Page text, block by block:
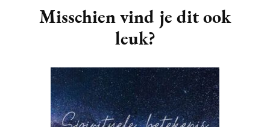
Navigation
Misschien vind je dit ook
leuk?